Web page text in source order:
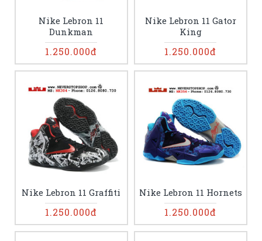
Nike Lebron 11
Dunkman
1.250.000đ
Nike Lebron 11 Gator
King
1.250.000đ
Nike Lebron 11 Graffiti
1.250.000đ
Nike Lebron 11 Hornets
1.250.000đ